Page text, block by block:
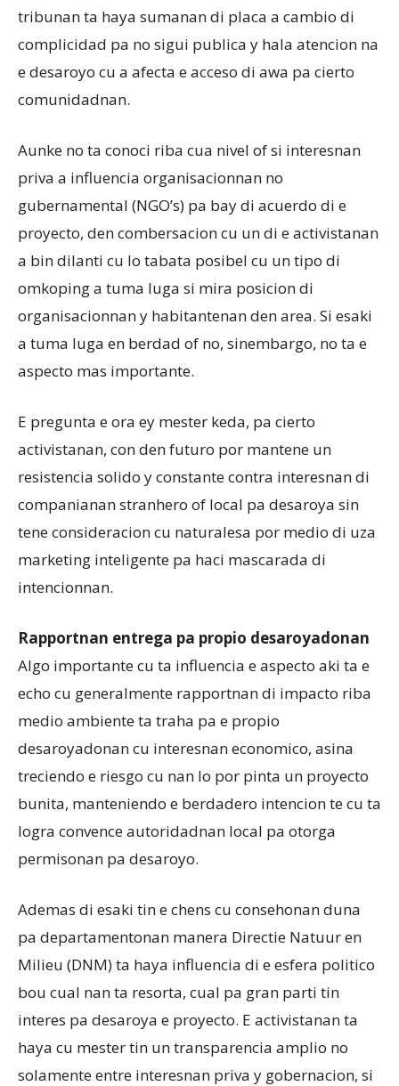
tribunan ta haya sumanan di placa a cambio di
complicidad pa no sigui publica y hala atencion na
e desaroyo cu a afecta e acceso di awa pa cierto
comunidadnan.
Aunke no ta conoci riba cua nivel of si interesnan
priva a influencia organisacionnan no
gubernamental (NGO’s) pa bay di acuerdo di e
proyecto, den combersacion cu un di e activistanan
a bin dilanti cu lo tabata posibel cu un tipo di
omkoping a tuma luga si mira posicion di
organisacionnan y habitantenan den area. Si esaki
a tuma luga en berdad of no, sinembargo, no ta e
aspecto mas importante.
E pregunta e ora ey mester keda, pa cierto
activistanan, con den futuro por mantene un
resistencia solido y constante contra interesnan di
companianan stranhero of local pa desaroya sin
tene consideracion cu naturalesa por medio di uza
marketing inteligente pa haci mascarada di
intencionnan.
Rapportnan entrega pa propio desaroyadonan
Algo importante cu ta influencia e aspecto aki ta e
echo cu generalmente rapportnan di impacto riba
medio ambiente ta traha pa e propio
desaroyadonan cu interesnan economico, asina
treciendo e riesgo cu nan lo por pinta un proyecto
bunita, manteniendo e berdadero intencion te cu ta
logra convence autoridadnan local pa otorga
permisonan pa desaroyo.
Ademas di esaki tin e chens cu consehonan duna
pa departamentonan manera Directie Natuur en
Milieu (DNM) ta haya influencia di e esfera politico
bou cual nan ta resorta, cual pa gran parti tin
interes pa desaroya e proyecto. E activistanan ta
haya cu mester tin un transparencia amplio no
solamente entre interesnan priva y gobernacion, si